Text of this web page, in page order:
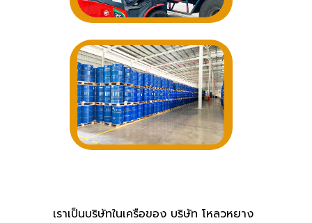
เราเป็นบริษัทในเครือของ บริษัท โหลวหยาง